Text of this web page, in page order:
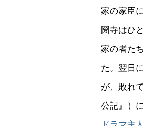
家の家臣
圀寺はひ
家の者た
た。翌日
が、敗れ
公記』）